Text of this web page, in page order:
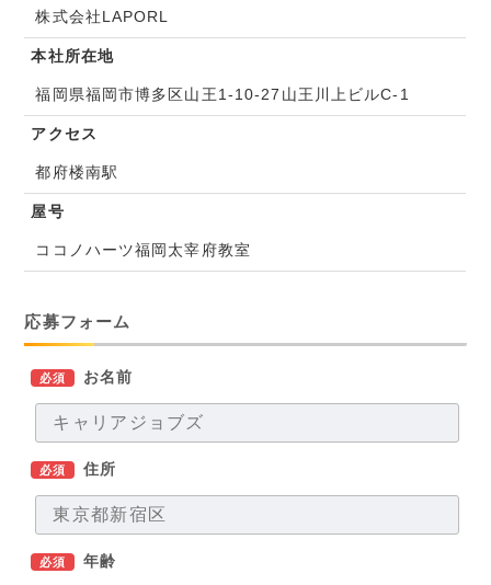
株式会社LAPORL
本社所在地
福岡県福岡市博多区山王1-10-27山王川上ビルC-1
アクセス
都府楼南駅
屋号
ココノハーツ福岡太宰府教室
応募フォーム
必須 お名前
必須 住所
必須 年齢